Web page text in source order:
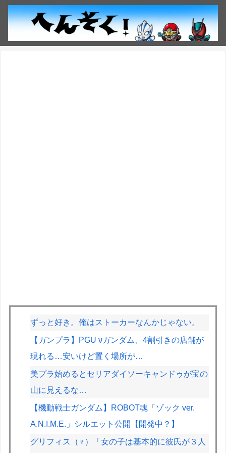
ずっと好き。俺はストーカーなんかじゃない。
【ガンプラ】PGU νガンダム、4割引きの店舗が
現れる…安いけど置く場所が…
美プラ始めるとセリアダイソーキャンドゥが宝の
山に見えるな…
【機動戦士ガンダム】ROBOT魂「ゾック ver.
A.N.I.M.E.」シルエット公開【開発中？】
グリフィス（♀）「女の子は基本的に彼氏が３人